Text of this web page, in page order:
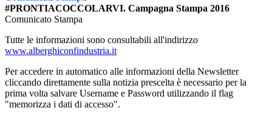
#PRONTIACOCCOLARVI. Campagna Stampa 2016
Comunicato Stampa
Tutte le informazioni sono consultabili all'indirizzo
www.alberghiconfindustria.it
Per accedere in automatico alle informazioni della Newsletter
cliccando direttamente sulla notizia prescelta è necessario per la
prima volta salvare Username e Password utilizzando il flag
"memorizza i dati di accesso".